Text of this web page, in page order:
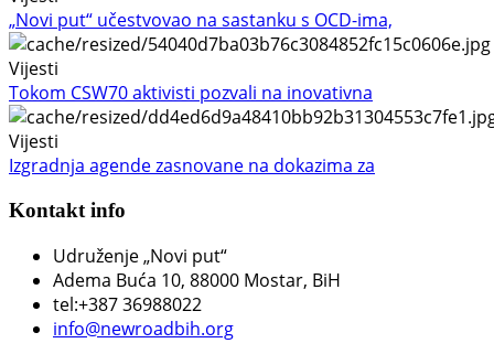
„Novi put“ učestvovao na sastanku s OCD-ima,
Vijesti
Tokom CSW70 aktivisti pozvali na inovativna
Vijesti
Izgradnja agende zasnovane na dokazima za
Kontakt info
Udruženje „Novi put“
Adema Buća 10, 88000 Mostar, BiH
tel:+387 36988022
info@newroadbih.org